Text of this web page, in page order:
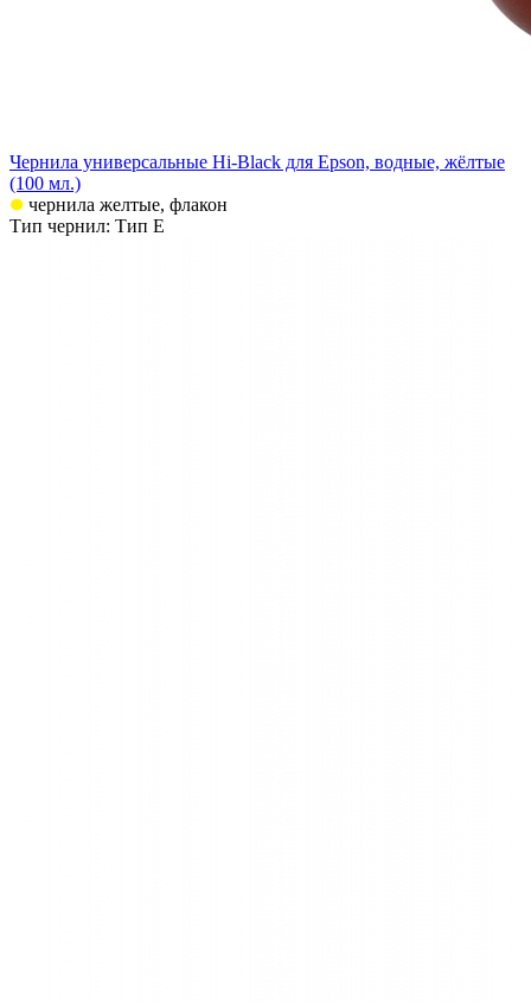
Чернила универсальные Hi-Black для Epson, водные, жёлтые
(100 мл.)
чернила желтые, флакон
Тип чернил: Тип E